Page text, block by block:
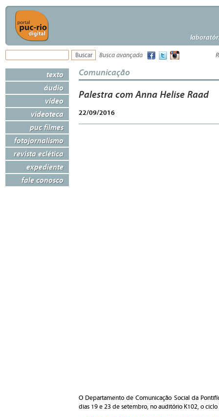
Busca avançada
texto
áudio
vídeo
videoteca
puc filmes
fotojornalismo
revista eclética
expediente
fale conosco
Comunicação
Palestra com Anna Helise Raad
22/09/2016
O Departamento de Comunicação Social da
dias 19 e 23 de setembro, no auditório K102, o